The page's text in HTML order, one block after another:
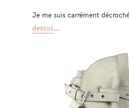
Je me suis carrément
dessus….